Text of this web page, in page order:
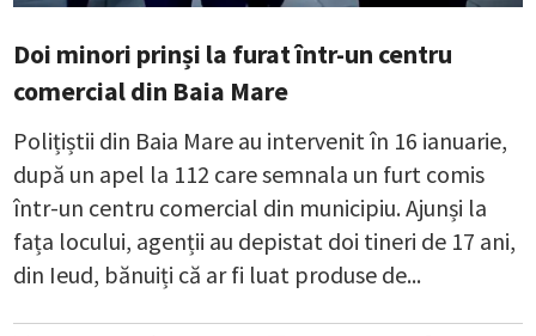
Doi minori prinși la furat într-un centru
comercial din Baia Mare
Polițiștii din Baia Mare au intervenit în 16 ianuarie,
după un apel la 112 care semnala un furt comis
într-un centru comercial din municipiu. Ajunși la
fața locului, agenții au depistat doi tineri de 17 ani,
din Ieud, bănuiți că ar fi luat produse de